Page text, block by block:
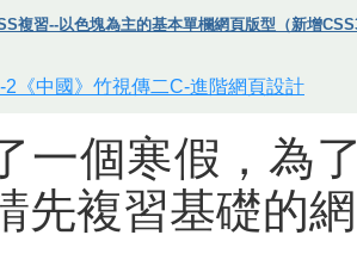
複習--以色塊為主的基本單欄網頁版型（新增
2《中國》竹視傳二C-進階網頁設計
一個寒假，為
先複習基礎的